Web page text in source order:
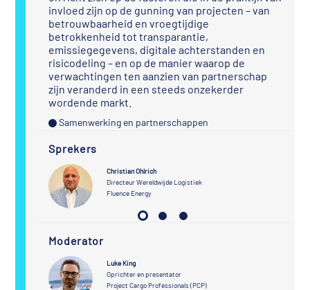
invloed zijn op de gunning van projecten – van
betrouwbaarheid en vroegtijdige
betrokkenheid tot transparantie,
emissiegegevens, digitale achterstanden en
risicodeling – en op de manier waarop de
verwachtingen ten aanzien van partnerschap
zijn veranderd in een steeds onzekerder
wordende markt.
Samenwerking en partnerschappen
Sprekers
Christian Ohlrich
Directeur Wereldwijde Logistiek
Fluence Energy
Moderator
Luke King
Oprichter en presentator
Project Cargo Professionals (PCP)